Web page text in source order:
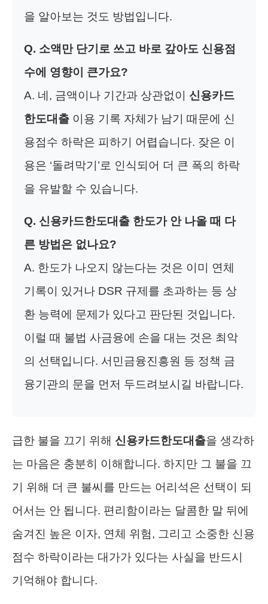
을 알아보는 것도 방법입니다.
Q. 소액만 단기로 쓰고 바로 갚아도 신용점
수에 영향이 큰가요?
A. 네, 금액이나 기간과 상관없이 신용카드
한도대출 이용 기록 자체가 남기 때문에 신
용점수 하락은 피하기 어렵습니다. 잦은 이
용은 ‘돌려막기’로 인식되어 더 큰 폭의 하락
을 유발할 수 있습니다.
Q. 신용카드한도대출 한도가 안 나올 때 다
른 방법은 없나요?
A. 한도가 나오지 않는다는 것은 이미 연체
기록이 있거나 DSR 규제를 초과하는 등 상
환 능력에 문제가 있다고 판단된 것입니다.
이럴 때 불법 사금융에 손을 대는 것은 최악
의 선택입니다. 서민금융진흥원 등 정책 금
융기관의 문을 먼저 두드려보시길 바랍니다.
급한 불을 끄기 위해 신용카드한도대출을 생각하
는 마음은 충분히 이해합니다. 하지만 그 불을 끄
기 위해 더 큰 불씨를 만드는 어리석은 선택이 되
어서는 안 됩니다. 편리함이라는 달콤한 말 뒤에
숨겨진 높은 이자, 연체 위험, 그리고 소중한 신용
점수 하락이라는 대가가 있다는 사실을 반드시
기억해야 합니다.